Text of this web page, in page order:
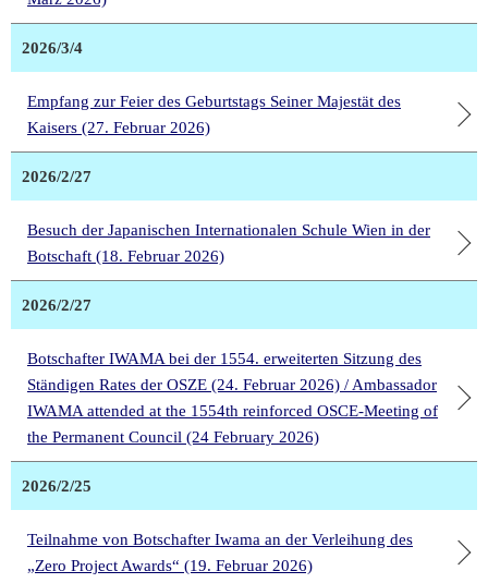
2026/3/4
Empfang zur Feier des Geburtstags Seiner Majestät des
Kaisers (27. Februar 2026)
2026/2/27
Besuch der Japanischen Internationalen Schule Wien in der
Botschaft (18. Februar 2026)
2026/2/27
Botschafter IWAMA bei der 1554. erweiterten Sitzung des
Ständigen Rates der OSZE (24. Februar 2026) / Ambassador
IWAMA attended at the 1554th reinforced OSCE-Meeting of
the Permanent Council (24 February 2026)
2026/2/25
Teilnahme von Botschafter Iwama an der Verleihung des
„Zero Project Awards“ (19. Februar 2026)